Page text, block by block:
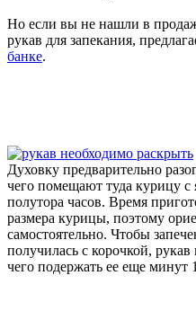
Но если вы не нашли в
рукав для запекания,
банке.
Духовку предварительно
чего помещают туда курицу с
полутора часов. Время
размера курицы, поэтому
самостоятельно. Чтобы
получилась с корочкой,
чего подержать ее еще минут